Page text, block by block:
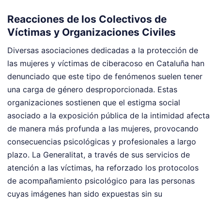
Reacciones de los Colectivos de
Víctimas y Organizaciones Civiles
Diversas asociaciones dedicadas a la protección de
las mujeres y víctimas de ciberacoso en Cataluña han
denunciado que este tipo de fenómenos suelen tener
una carga de género desproporcionada. Estas
organizaciones sostienen que el estigma social
asociado a la exposición pública de la intimidad afecta
de manera más profunda a las mujeres, provocando
consecuencias psicológicas y profesionales a largo
plazo. La Generalitat, a través de sus servicios de
atención a las víctimas, ha reforzado los protocolos
de acompañamiento psicológico para las personas
cuyas imágenes han sido expuestas sin su